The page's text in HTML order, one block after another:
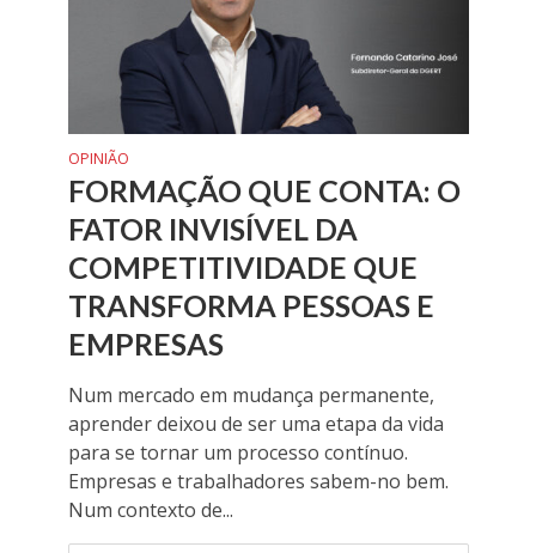
OPINIÃO
FORMAÇÃO QUE CONTA: O
FATOR INVISÍVEL DA
COMPETITIVIDADE QUE
TRANSFORMA PESSOAS E
EMPRESAS
Num mercado em mudança permanente,
aprender deixou de ser uma etapa da vida
para se tornar um processo contínuo.
Empresas e trabalhadores sabem-no bem.
Num contexto de...